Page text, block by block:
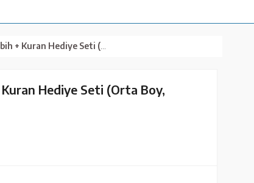
Hediye Seti (Orta Boy, Kadife, Gold)
Kuran Hediye Seti (Orta Boy,